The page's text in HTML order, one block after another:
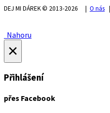
DEJ MI DÁREK © 2013-2026 | O nás |
Nahoru
×
Přihlášení
přes Facebook